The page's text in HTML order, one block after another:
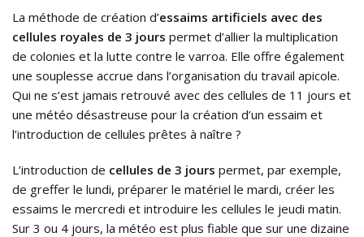
La méthode de création d’essaims artificiels avec des
cellules royales de 3 jours permet d’allier la multiplication
de colonies et la lutte contre le varroa. Elle offre également
une souplesse accrue dans l’organisation du travail apicole.
Qui ne s’est jamais retrouvé avec des cellules de 11 jours et
une météo désastreuse pour la création d’un essaim et
l’introduction de cellules prêtes à naître ?
L’introduction de cellules de 3 jours permet, par exemple,
de greffer le lundi, préparer le matériel le mardi, créer les
essaims le mercredi et introduire les cellules le jeudi matin.
Sur 3 ou 4 jours, la météo est plus fiable que sur une dizaine